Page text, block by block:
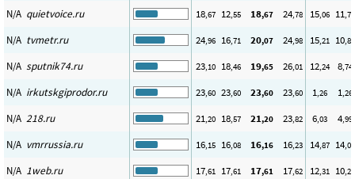
N/A quietvoice.ru 18,67 12,55 18,67 24,78 15,06 11,71
N/A tvmetr.ru 24,96 16,71 20,07 24,98 15,21 10,88
N/A sputnik74.ru 23,10 18,46 19,65 26,01 12,24 8,74
N/A irkutskgiprodor.ru 23,60 23,60 23,60 23,60 1,26 1,26
N/A 218.ru 21,20 18,57 21,20 23,82 6,03 4,99
N/A vmrrussia.ru 16,15 16,08 16,16 16,23 14,87 14,06
N/A 1web.ru 17,61 17,61 17,61 17,62 12,31 10,28